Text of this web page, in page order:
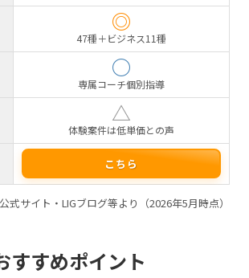
◎
47種＋ビジネス11種
○
専属コーチ個別指導
△
体験案件は低単価との声
こちら
式サイト・LIGブログ等より（2026年5月時点）
すすめポイント